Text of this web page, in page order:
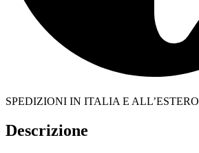
SPEDIZIONI IN ITALIA E ALL’ESTERO
Descrizione